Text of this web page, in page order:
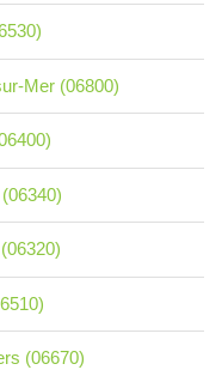
Mer (06800)
(06670)